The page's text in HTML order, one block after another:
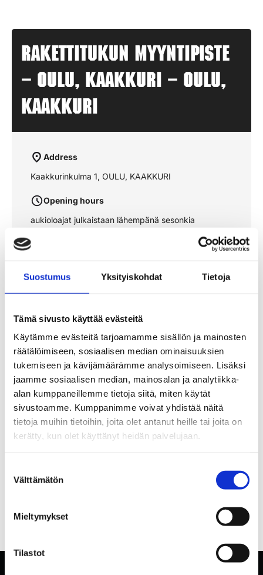
Suostumus Yksityiskohdat Tietoja
Tämä sivusto käyttää evästeitä
Käytämme evästeitä tarjoamamme sisällön ja mainosten
räätälöimiseen, sosiaalisen median ominaisuuksien
tukemiseen ja kävijämäärämme analysoimiseen. Lisäksi
jaamme sosiaalisen median, mainosalan ja analytiikka-
alan kumppaneillemme tietoja siitä, miten käytät
sivustoamme. Kumppanimme voivat yhdistää näitä
tietoja muihin tietoihin, joita olet antanut heille tai joita on
kerätty, kun olet käyttänyt heidän palvelujaan.
valinta
Välttämätön
Mieltymykset
Tilastot
Rakettitukun myyntipiste
– OULU, KAAKKURI – OULU,
KAAKKURI
Address
Kaakkurinkulma 1, OULU, KAAKKURI
Opening hours
aukioloajat julkaistaan lähempänä sesonkia
See the route on the map